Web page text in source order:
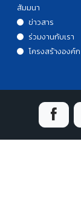
สัมมนา
ข่าวสาร
ร่วมงานกับเรา
โครงสร้างองค์